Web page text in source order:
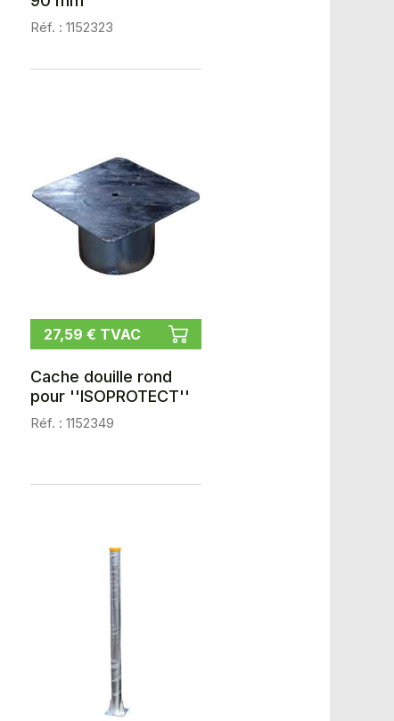
Réf. : 1152323
27,59 € TVAC
Cache douille rond
pour ''ISOPROTECT''
Réf. : 1152349